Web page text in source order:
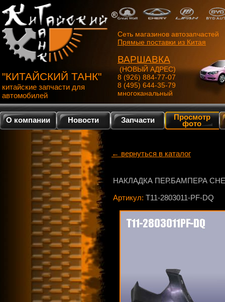
"КИТАЙСКИЙ ТАНК"
китайские запчасти для
автомобилей
Сеть магазинов автозапчастей
Прямые поставки из Китая
ВАРШАВКА
(НОВЫЙ АДРЕС)
8 (926) 884-77-07
8 (495) 644-35-79
многоканальный
О компании Новости Запчасти Просмотр
фото
← вернуться в каталог
НАКЛАДКА ПЕР.БАМПЕРА
Артикул: T11-2803011-PF-DQ